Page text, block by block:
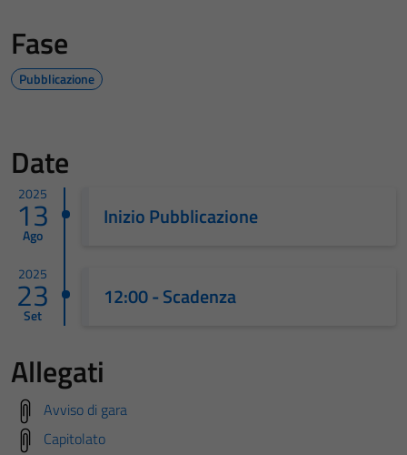
Fase
Pubblicazione
Date
2025
13
Ago
Inizio Pubblicazione
2025
23
Set
12:00 - Scadenza
Allegati
Avviso di gara
Capitolato